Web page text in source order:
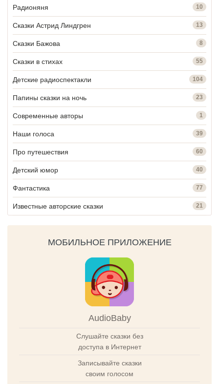
Радионяня 10
Сказки Астрид Линдгрен 13
Сказки Бажова 8
Сказки в стихах 55
Детские радиоспектакли 104
Папины сказки на ночь 23
Современные авторы 1
Наши голоса 39
Про путешествия 60
Детский юмор 40
Фантастика 77
Известные авторские сказки 21
МОБИЛЬНОЕ ПРИЛОЖЕНИЕ
AudioBaby
Слушайте сказки без
доступа в Интернет
Записывайте сказки
своим голосом